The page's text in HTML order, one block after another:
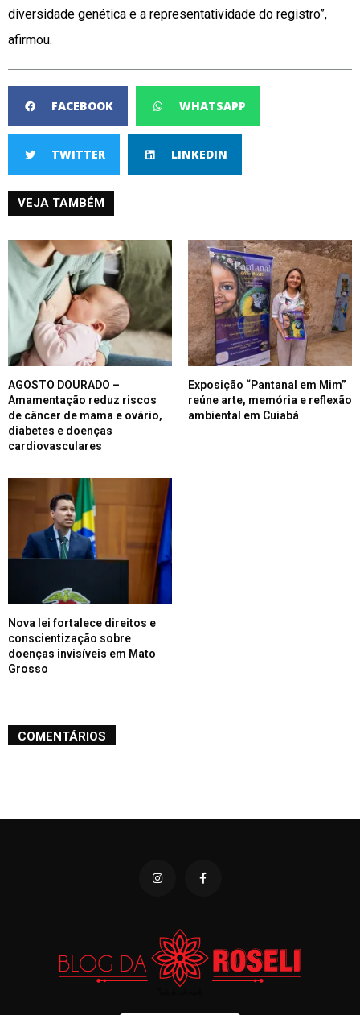
diversidade genética e a representatividade do registro”,
afirmou.
FACEBOOK WHATSAPP
TWITTER LINKEDIN
VEJA TAMBÉM
AGOSTO DOURADO –
Amamentação reduz riscos
de câncer de mama e ovário,
diabetes e doenças
cardiovasculares
Exposição “Pantanal em Mim”
reúne arte, memória e reflexão
ambiental em Cuiabá
Nova lei fortalece direitos e
conscientização sobre
doenças invisíveis em Mato
Grosso
COMENTÁRIOS